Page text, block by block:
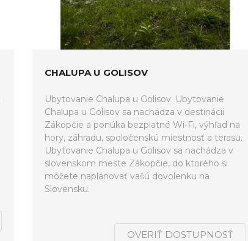
CHALUPA U GOLISOV
Ubytovanie Chalupa u Golisov. Ubytovanie
Chalupa u Golisov sa nachádza v destinácii
Zákopčie a ponúka bezplatné Wi-Fi, výhľad na
hory, záhradu, spoločenskú miestnosť a terasu.
Ubytovanie Chalupa u Golisov sa nachádza v
slovenskom meste Zákopčie, do ktorého si
môžete naplánovať vašú dovolenku na
Slovensku.
OVERIŤ DOSTUPNOSŤ